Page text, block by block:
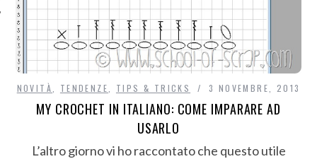
NOVITÀ TENDENZE TIPS & TRICKS 3 NOVEMBRE, 2013
MY CROCHET IN ITALIANO: COME IMPARARE AD
USARLO
L’altro giorno vi ho raccontato che questo utile